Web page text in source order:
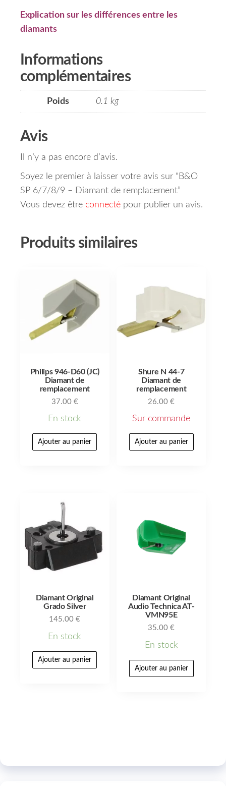
Explication sur les différences entre les
diamants
Informations
complémentaires
Poids 0.1 kg
Avis
Il n’y a pas encore d’avis.
Soyez le premier à laisser votre avis sur “B&O
SP 6/7/8/9 – Diamant de remplacement”
Vous devez être connecté pour publier un avis.
Produits similaires
Philips 946-D60 (JC)
Diamant de
remplacement
37.00 €
En stock
Ajouter au panier
Shure N 44-7
Diamant de
remplacement
26.00€
Sur commande
Ajouter au panier
Diamant Original
Grado Silver
145.00€
En stock
Ajouter au panier
Diamant Original
Audio Technica AT-
VMN95E
35.00€
En stock
Ajouter au panier